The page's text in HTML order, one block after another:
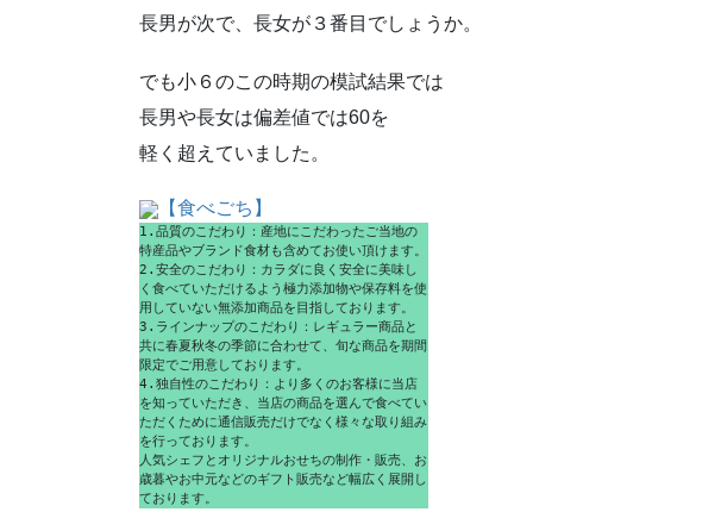
長男が次で、長女が３番目でしょうか。
でも小６のこの時期の模試結果では
長男や長女は偏差値では60を
軽く超えていました。
【食べごち】
1.品質のこだわり：産地にこだわったご当地の
特産品やブランド食材も含めてお使い頂けます。
2.安全のこだわり：カラダに良く安全に美味し
く食べていただけるよう極力添加物や保存料を使
用していない無添加商品を目指しております。
3.ラインナップのこだわり：レギュラー商品と
共に春夏秋冬の季節に合わせて、旬な商品を期間
限定でご用意しております。
4.独自性のこだわり：より多くのお客様に当店
を知っていただき、当店の商品を選んで食べてい
ただくために通信販売だけでなく様々な取り組み
を行っております。
人気シェフとオリジナルおせちの制作・販売、お
歳暮やお中元などのギフト販売など幅広く展開し
ております。